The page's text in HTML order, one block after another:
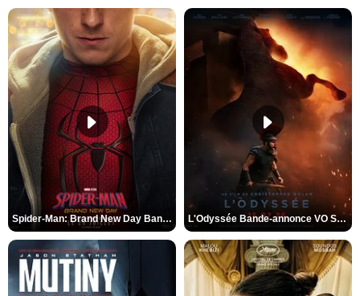
Spider-Man: Brand New Day Bande-annonce VO STFR L'Odyssée Bande-annonce VO STFR